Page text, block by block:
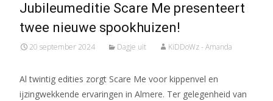
Jubileumeditie Scare Me presenteert
twee nieuwe spookhuizen!
20 september 2024 Dagje uit KiDDoWz - Amanda
Al twintig edities zorgt Scare Me voor kippenvel en
ijzingwekkende ervaringen in Almere. Ter gelegenheid van